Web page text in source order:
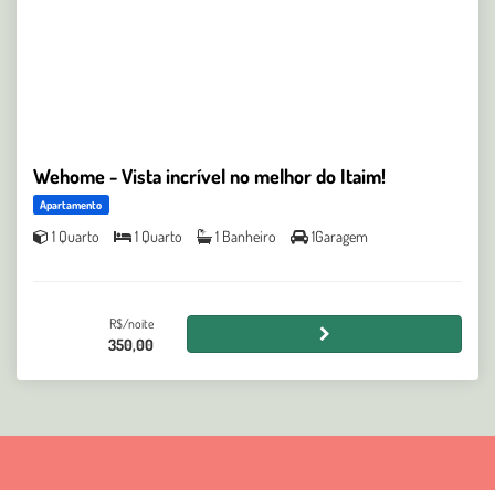
Wehome - Vista incrível no melhor do Itaim!
Apartamento
1 Quarto 1 Quarto 1 Banheiro 1Garagem
R$/noite
350,00